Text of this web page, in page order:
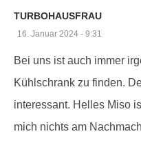
TURBOHAUSFRAU
16. Januar 2024 - 9:31
Bei uns ist auch immer
Kühlschrank zu finden.
interessant. Helles Miso
mich nichts am